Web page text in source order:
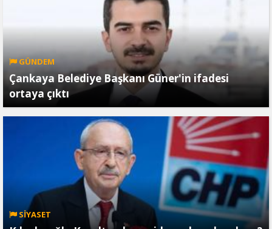
GÜNDEM
Çankaya Belediye Başkanı Güner'in ifadesi
ortaya çıktı
SİYASET